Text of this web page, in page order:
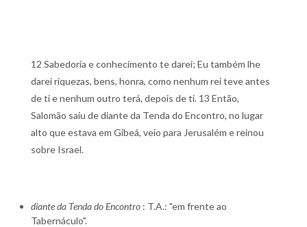
12 Sabedoria e conhecimento te darei; Eu também lhe
darei riquezas, bens, honra, como nenhum rei teve antes
de ti e nenhum outro terá, depois de ti. 13 Então,
Salomão saiu de diante da Tenda do Encontro, no lugar
alto que estava em Gibeá, veio para Jerusalém e reinou
sobre Israel.
diante da Tenda do Encontro : T.A.: "em frente ao
Tabernáculo".